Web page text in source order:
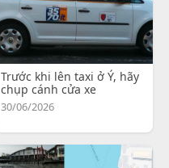
Trước khi lên taxi ở Ý, hãy
chụp cánh cửa xe
30/06/2026